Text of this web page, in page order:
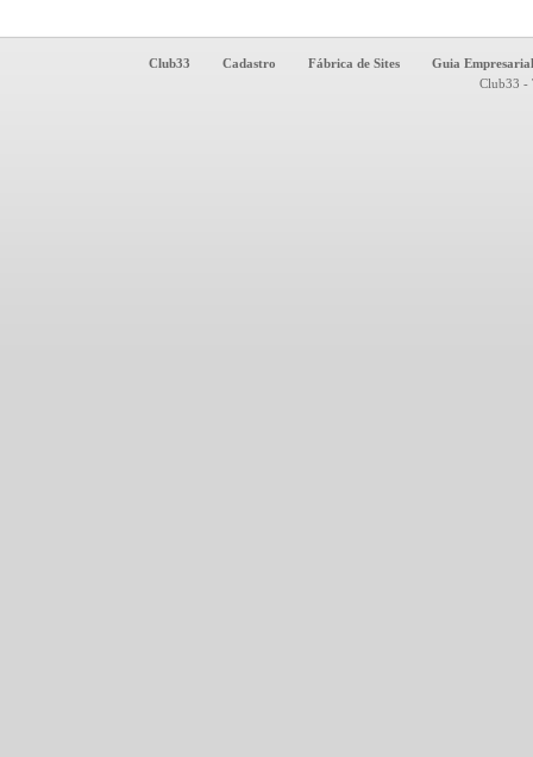
Club33 Cadastro Fábrica de Sites
Guia
Club33 -